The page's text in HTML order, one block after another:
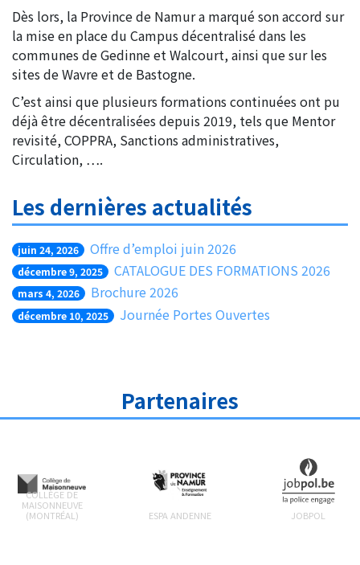
Dès lors, la Province de Namur a marqué son accord sur
la mise en place du Campus décentralisé dans les
communes de Gedinne et Walcourt, ainsi que sur les
sites de Wavre et de Bastogne.
C’est ainsi que plusieurs formations continuées ont pu
déjà être décentralisées depuis 2019, tels que Mentor
revisité, COPPRA, Sanctions administratives,
Circulation, ….
Les dernières actualités
juin 24, 2026 Offre d’emploi juin 2026
décembre 9, 2025 CATALOGUE DES FORMATIONS 2026
mars 4, 2026 Brochure 2026
décembre 10, 2025 Journée Portes Ouvertes
Partenaires
COLLÈGE DE
MAISONNEUVE
(MONTRÉAL)
ESPA ANDENNE JOBPOL